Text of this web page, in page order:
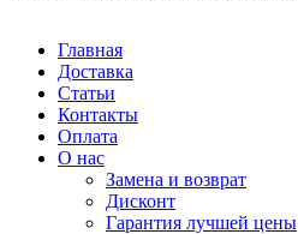
Главная
Доставка
Статьи
Контакты
Оплата
О нас
Замена и возврат
Дисконт
Гарантия лучшей цены